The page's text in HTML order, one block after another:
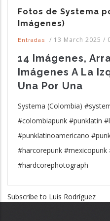
Fotos de Systema
Imágenes)
Entradas / 13 March 2025 /
14 Imágenes,
Imágenes A La
Una Por Una
Systema (Colombia)
#colombiapunk #punklatin
#punklatinoamericano
#harcorepunk
#hardcorephotograph
Subscribe to Luis Rodríguez